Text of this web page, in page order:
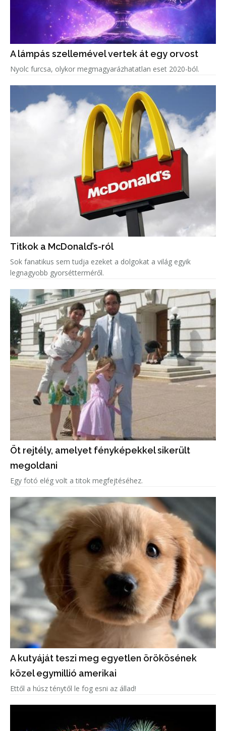
A lámpás szellemével vertek át egy orvost
Nyolc furcsa, olykor megmagyarázhatatlan eset 2020-ból.
Titkok a McDonald’s-ról
Sok fanatikus sem tudja ezeket a dolgokat a világ egyik
legnagyobb gyorsétterméről.
Öt rejtély, amelyet fényképekkel sikerült
megoldani
Egy fotó elég volt a titok megfejtéséhez.
A kutyáját teszi meg egyetlen örökösének
közel egymillió amerikai
Ettől a húsz ténytől le fog esni az állad!